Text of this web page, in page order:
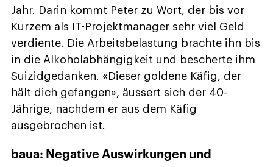
Jahr. Darin kommt Peter zu Wort, der bis vor
Kurzem als IT-Projektmanager sehr viel Geld
verdiente. Die Arbeitsbelastung brachte ihn bis
in die Alkoholabhängigkeit und bescherte ihm
Suizidgedanken. «Dieser goldene Käfig, der
hält dich gefangen», äussert sich der 40-
Jährige, nachdem er aus dem Käfig
ausgebrochen ist.
baua: Negative Auswirkungen und